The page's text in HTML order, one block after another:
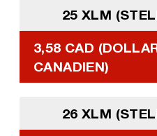
25 XLM
3,58 CAD
CANADIEN)
26 XLM